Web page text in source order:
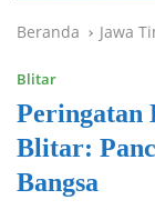
Beranda Jawa
Blitar
Peringatan
Blitar:
Bangsa